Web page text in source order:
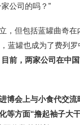
公司的吗？”
，但包括蓝罐曲奇在
，蓝罐也成为了费列
前，两家公司在中
博会上与小食代交
等方面“撸起袖子大